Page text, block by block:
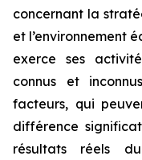
concernant la
et l’environnement
exerce ses
connus et
facteurs, qui
différence
résultats réels